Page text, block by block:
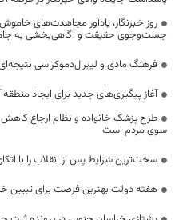
روز خبرنگار، یادآور مجاهدت‌های
جست‌وجوی حقیقت و آگاهی‌بخشی به
فرهنگ مادی و لیبرال‌دموکراسی
آغاز پیگیری‌های جدید برای ایجاد
طرح پزشک خانواده و نظام ارجاع
سوی مردم است
سخت‌ترین شرایط پس از انقلاب را با
هفته دولت بهترین فرصت برای تبیین